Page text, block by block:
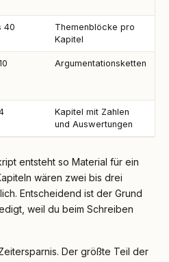
40
Themenblöcke pro
Kapitel
Argumentationsketten
Kapitel mit Zahlen
und Auswertungen
entsteht so Material für ein
wären zwei bis drei
Entscheidend ist der Grund
weil du beim Schreiben
Der größte Teil der